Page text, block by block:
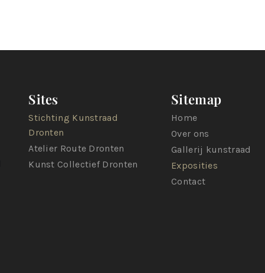
Sites
Stichting Kunstraad
Dronten
Atelier Route Dronten
Kunst Collectief Dronten
Sitemap
Home
Over ons
Gallerij kunstraad
Exposities
Contact